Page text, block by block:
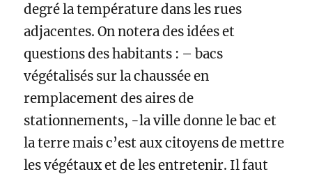
degré la température dans les rues
adjacentes. On notera des idées et
questions des habitants : – bacs
végétalisés sur la chaussée en
remplacement des aires de
stationnements, -la ville donne le bac et
la terre mais c’est aux citoyens de mettre
les végétaux et de les entretenir. Il faut